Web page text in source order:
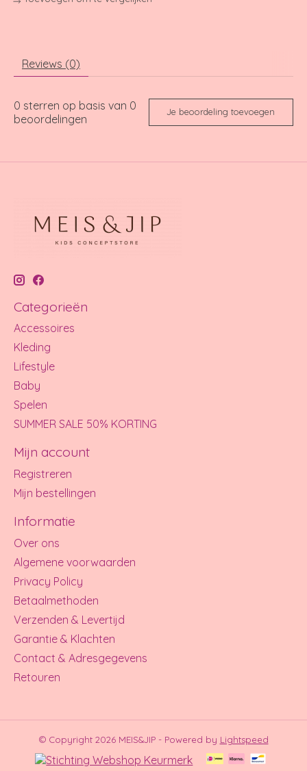
Reviews (0)
0 sterren op basis van 0
beoordelingen
Je beoordeling toevoegen
Categorieën
Accessoires
Kleding
Lifestyle
Baby
Spelen
SUMMER SALE 50% KORTING
Mijn account
Registreren
Mijn bestellingen
Informatie
Over ons
Algemene voorwaarden
Privacy Policy
Betaalmethoden
Verzenden & Levertijd
Garantie & Klachten
Contact & Adresgegevens
Retouren
© Copyright 2026 MEIS&JIP - Powered by Lightspeed